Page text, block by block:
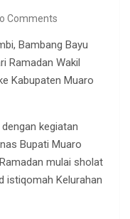
Comments
Bambang Bayu
Ramadan Wakil
Kabupaten Muaro
kegiatan
Bupati Muaro
mulai sholat
istiqomah Kelurahan